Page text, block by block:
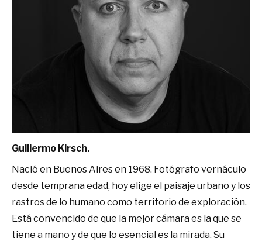
Guillermo Kirsch.
Nació en Buenos Aires en 1968. Fotógrafo vernáculo
desde temprana edad, hoy elige el paisaje urbano y los
rastros de lo humano como territorio de exploración.
Está convencido de que la mejor cámara es la que se
tiene a mano y de que lo esencial es la mirada. Su